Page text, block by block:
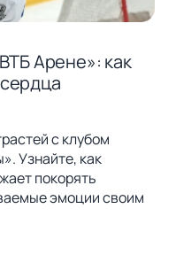
Арене»: как
с клубом
Узнайте, как
покорять
эмоции своим